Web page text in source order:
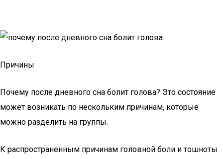
Причины
Почему после дневного сна болит голова? Это состояние
может возникать по нескольким причинам, которые
можно разделить на группы.
К распространенным причинам головной боли и тошноты